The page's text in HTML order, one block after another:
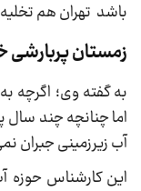
باشد تهران هم
زمستان
به گفته وی؛ اگرچه
اما چنانچه چند
آب زیرزمینی
این کارشناس حوزه